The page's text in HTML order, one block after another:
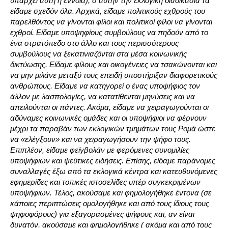
είδαμε σχεδόν όλα. Αρχικά, είδαμε πολιτικούς εχθρούς του
παρελθόντος να γίνονται φίλοι και πολιτικοί φίλοι να γίνονται
εχθροί. Είδαμε υποψηφίους συμβούλους να πηδούν από το
ένα στρατόπεδο στο άλλο και τους περισσότερους
συμβούλους να ξεκατινιαζόνται στα μέσα κοινωνικής
δικτύωσης. Είδαμε φίλους και οικογένειες να τσακώνονται και
να μην μιλάνε μεταξύ τους επειδή υποστήριξαν διαφορετικούς
ανθρώπους. Είδαμε να κατηγορεί ο ένας υποψήφιος τον
άλλον με λασπολογίες, να κατατίθενται μηνύσεις και να
απειλούνται οι πάντες. Ακόμα, είδαμε να χειραγωγούνται οι
αδύναμες κοινωνικές ομάδες και οι υποψήφιοι να φέρνουν
μέχρι τα παραβάν των εκλογικών τμημάτων τους Ρομά ώστε
να «ελέγξουν» και να χειραγωγήσουν την ψήφο τους.
Επιπλέον, είδαμε φεϊγβολάν με φερόμενες συνομιλίες
υποψήφιων και ψεύτικες ειδήσεις. Επίσης, είδαμε παράνομες
συναλλαγές έξω από τα εκλογικά κέντρα και κατευθυνόμενες
εφημερίδες και τοπικές ιστοσελίδες υπέρ συγκεκριμένων
υποψήφιων. Τέλος, ακούσαμε και φημολογήθηκε έντονα (σε
κάποιες περιπτώσεις ομολογήθηκε και από τους ίδιους τους
ψηφοφόρους) για εξαγορασμένες ψήφους και, αν είναι
δυνατόν, ακούσαμε και φημολογήθηκε ( ακόμα και από τους